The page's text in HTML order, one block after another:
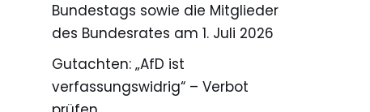
Bundestags sowie die Mitglieder
des Bundesrates am 1. Juli 2026
Gutachten: „AfD ist
verfassungswidrig“ – Verbot